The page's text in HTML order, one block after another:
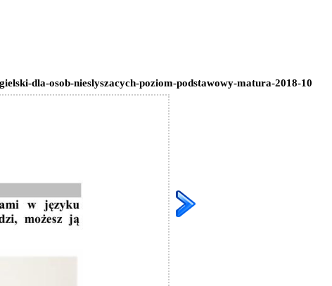
dla-osob-nieslyszacych-poziom-podstawowy-matura-2018-10